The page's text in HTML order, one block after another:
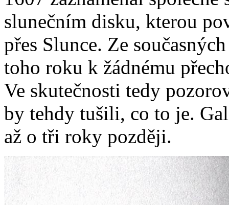
slunečním disku, kterou
přes Slunce. Ze
toho roku k žádnému
Ve skutečnosti tedy
by tehdy tušili, co to je.
až o tři roky později.